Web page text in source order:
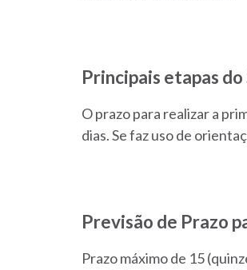
Principais etapas
O prazo para realizar a
dias. Se faz uso de
Previsão de Prazo
Prazo máximo de 15